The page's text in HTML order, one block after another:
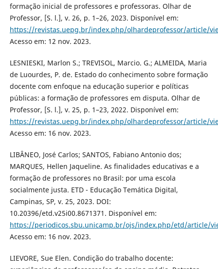
formação inicial de professores e professoras. Olhar de
Professor, [S. l.], v. 26, p. 1–26, 2023. Disponível em:
https://revistas.uepg.br/index.php/olhardeprofessor/article/
Acesso em: 12 nov. 2023.
LESNIESKI, Marlon S.; TREVISOL, Marcio. G.; ALMEIDA, Maria
de Luourdes, P. de. Estado do conhecimento sobre formação
docente com enfoque na educação superior e políticas
públicas: a formação de professores em disputa. Olhar de
Professor, [S. l.], v. 25, p. 1–23, 2022. Disponível em:
https://revistas.uepg.br/index.php/olhardeprofessor/article/
Acesso em: 16 nov. 2023.
LIBÂNEO, José Carlos; SANTOS, Fabiano Antonio dos;
MARQUES, Hellen Jaqueline. As finalidades educativas e a
formação de professores no Brasil: por uma escola
socialmente justa. ETD - Educação Temática Digital,
Campinas, SP, v. 25, 2023. DOI:
10.20396/etd.v25i00.8671371. Disponível em:
https://periodicos.sbu.unicamp.br/ojs/index.php/etd/article/
Acesso em: 16 nov. 2023.
LIEVORE, Sue Elen. Condição do trabalho docente: